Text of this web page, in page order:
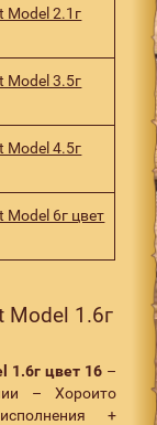
Model 2.1г
Model 3.5г
Model 4.5г
Model 6г цвет
Model 1.6г
1.6г цвет 16–
– Хороито
+